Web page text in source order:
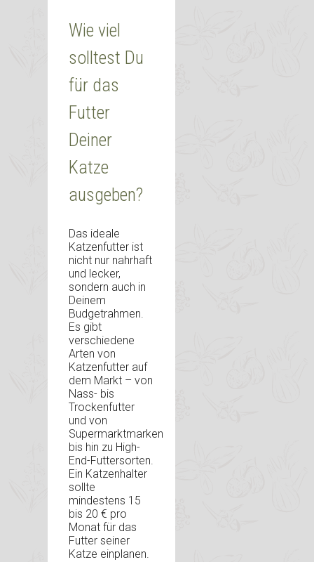
Wie viel
solltest Du
für das
Futter
Deiner
Katze
ausgeben?
Das ideale
Katzenfutter ist
nicht nur nahrhaft
und lecker,
sondern auch in
Deinem
Budgetrahmen.
Es gibt
verschiedene
Arten von
Katzenfutter auf
dem Markt – von
Nass- bis
Trockenfutter
und von
Supermarktmarken
bis hin zu High-
End-Futtersorten.
Ein Katzenhalter
sollte
mindestens 15
bis 20 € pro
Monat für das
Futter seiner
Katze einplanen.